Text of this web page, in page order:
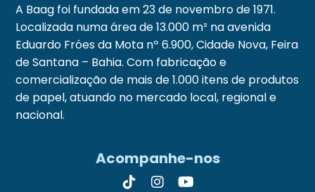
A Baag foi fundada em 23 de novembro de 1971.
Localizada numa área de 13.000 m² na avenida
Eduardo Fróes da Mota nº 6.900, Cidade Nova, Feira
de Santana – Bahia. Com fabricação e
comercialização de mais de 1.000 itens de produtos
de papel, atuando no mercado local, regional e
nacional.
Acompanhe-nos